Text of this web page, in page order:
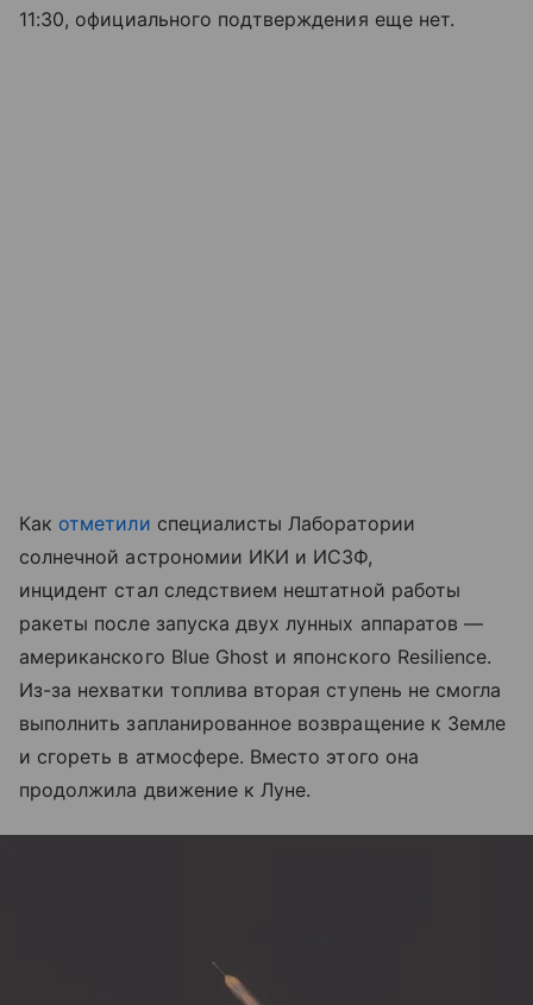
11:30, официального подтверждения еще нет.
Как отметили специалисты Лаборатории
солнечной астрономии ИКИ и ИСЗФ,
инцидент стал следствием нештатной работы
ракеты после запуска двух лунных аппаратов —
американского Blue Ghost и японского Resilience.
Из-за нехватки топлива вторая ступень не смогла
выполнить запланированное возвращение к Земле
и сгореть в атмосфере. Вместо этого она
продолжила движение к Луне.